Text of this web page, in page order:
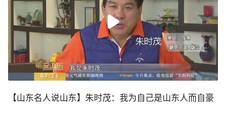
【山东名人说山东】朱时茂：我为自己是山东人而自豪